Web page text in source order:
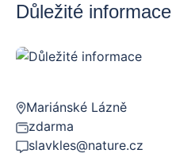
Důležité informace
Mariánské Lázně
zdarma
slavkles@nature.cz